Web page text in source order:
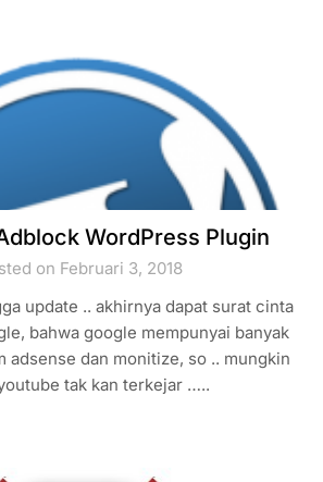
WordPress Plugin
on Februari 3, 2018
update .. akhirnya dapat surat cinta
bahwa google mempunyai banyak
adsense dan monitize, so .. mungkin
tak kan terkejar …..